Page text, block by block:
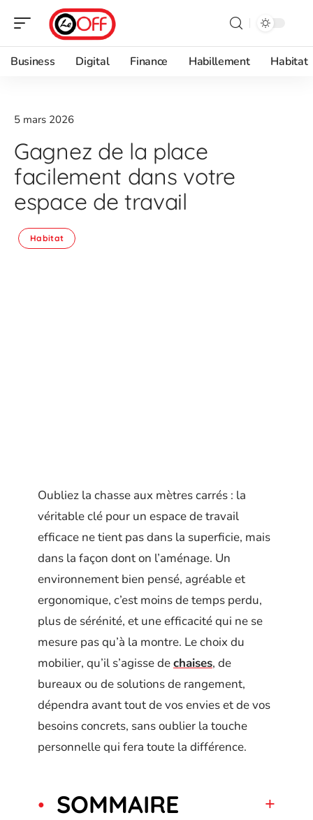
Business Digital Finance Habillement Habitat
5 mars 2026
Gagnez de la place
facilement dans votre
espace de travail
Habitat
Oubliez la chasse aux mètres carrés : la
véritable clé pour un espace de travail
efficace ne tient pas dans la superficie, mais
dans la façon dont on l’aménage. Un
environnement bien pensé, agréable et
ergonomique, c’est moins de temps perdu,
plus de sérénité, et une efficacité qui ne se
mesure pas qu’à la montre. Le choix du
mobilier, qu’il s’agisse dechaises, de
bureaux ou de solutions de rangement,
dépendra avant tout de vos envies et de vos
besoins concrets, sans oublier la touche
personnelle qui fera toute la différence.
SOMMAIRE